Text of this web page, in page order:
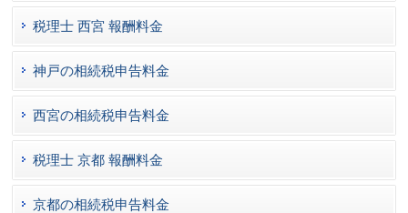
税理士 西宮 報酬料金
神戸の相続税申告料金
西宮の相続税申告料金
税理士 京都 報酬料金
京都の相続税申告料金